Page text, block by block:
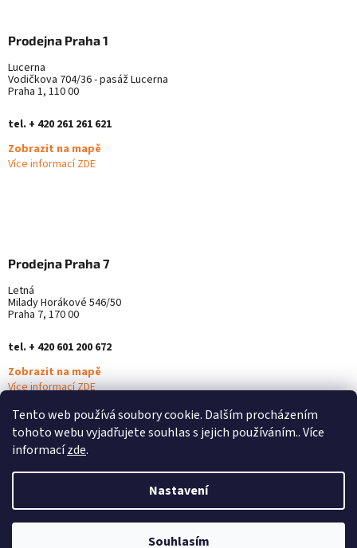
Tento web používá soubory cookie. Dalším procházením
tohoto webu vyjadřujete souhlas s jejich používáním.. Více
informacízde.
Nastavení
Souhlasím
Prodejna Praha 1
Lucerna
Vodičkova 704/36 - pasáž Lucerna
Praha 1, 110 00
tel. + 420 261 261 621
Zobrazit na mapě
Více informací ZDE
Prodejna Praha 7
Letná
Milady Horákové 546/50
Praha 7, 170 00
tel. + 420 601 200 672
Zobrazit na mapě
Více informací ZDE
Vytvořil Shoptet
Alterna Medica. Všechna práva vyhrazena.